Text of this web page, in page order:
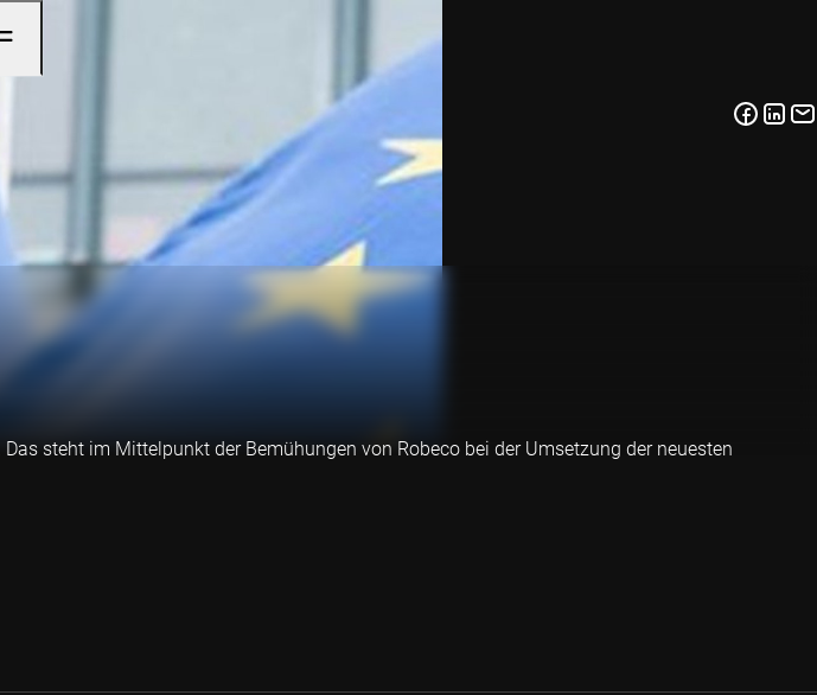
steht im Mittelpunkt der Bemühungen von Robeco bei der Umsetzung der neuesten